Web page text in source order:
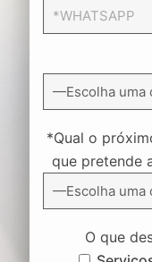
*Qual o
que pretende
O que